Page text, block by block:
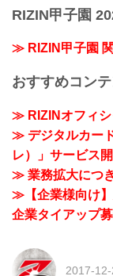
RIZIN甲子園
≫ RIZIN甲子園
おすすめコン
≫ RIZINオフィシ
≫ デジタルカー
レ）」サービス開
≫ 業務拡大につ
≫【企業様向け
企業タイアップ募
2017-12-